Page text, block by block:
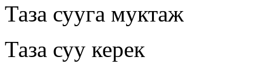
Таза сууга муктаж
Таза суу керек